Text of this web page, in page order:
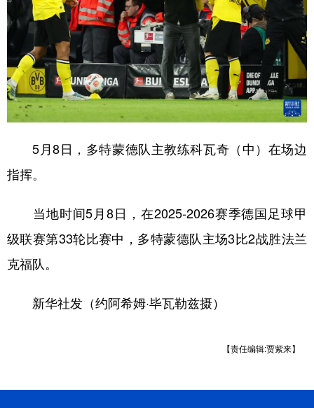
5月8日，多特蒙德队主教练科瓦奇（中）在场边
指挥。
当地时间5月8日，在2025-2026赛季德国足球甲
级联赛第33轮比赛中，多特蒙德队主场3比2战胜法兰
克福队。
新华社发（约阿希姆·毕瓦勒兹摄）
【责任编辑:贾紫来】